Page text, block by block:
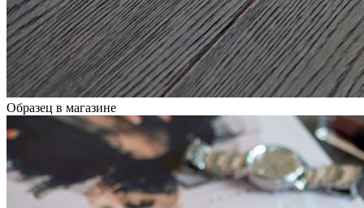
Образец в магазине